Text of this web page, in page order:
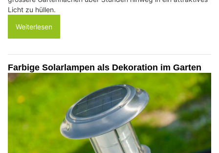
Licht zu hüllen.
Weiterlesen
Farbige Solarlampen als Dekoration im Garten